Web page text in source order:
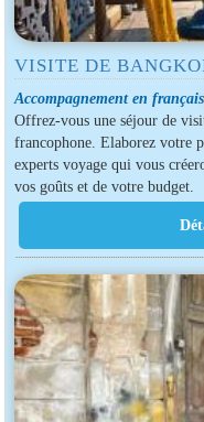
VISITE DE
Accompagnement en français
Offrez-vous une séjour de
francophone. Elaborez votre
experts voyage qui vous
vos goûts et de votre budget.